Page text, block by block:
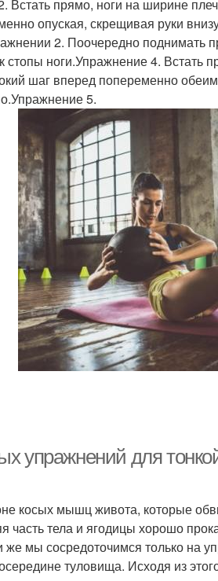
Встать прямо, ноги на ширине
опуская, скрещивая руки
2. Поочередно поднимать
стопы ноги.Упражнение 4. Встать
шаг вперед попеременно
5.
упражнений для
косых мышц живота, которые
часть тела и ягодицы хорошо
же мы сосредоточимся только на
туловища. Исходя из